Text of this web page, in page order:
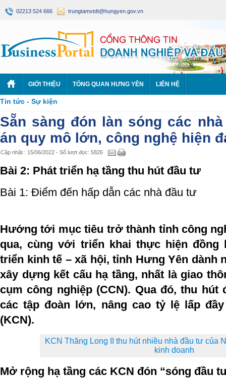
02213 524 666 trungtamxtdt@hungyen.gov.vn
GIỚI THIỆU TỔNG QUAN HƯNG YÊN LIÊN HỆ
Tin tức - Sự kiện
Sẵn sàng đón làn sóng các
án quy mô lớn, công nghệ hiện
Cập nhật : 15/06/2022 - Số lượt đọc: 5826
Bài 2: Phát triển hạ tầng thu hút đầu tư
Bài 1: Điểm đến hấp dẫn các nhà đầu tư
Hướng tới mục tiêu trở thành tỉnh công
qua, cùng với triển khai thực hiện đồng
triển kinh tế – xã hội, tỉnh Hưng Yên dành
xây dựng kết cấu hạ tầng, nhất là giao
cụm công nghiệp (CCN). Qua đó, thu
các tập đoàn lớn, nâng cao tỷ lệ lấp
(KCN).
KCN Thăng Long II thu hút nhiều nhà đầu tư của
kinh doanh
Mở rộng hạ tầng các KCN đón “sóng đầu